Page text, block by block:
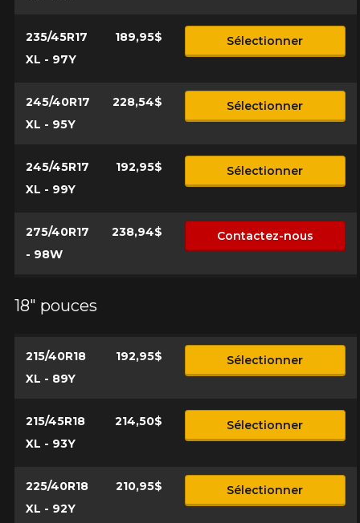
235/45R17
XL - 97Y
189,95$ Sélectionner
245/40R17
XL - 95Y
228,54$ Sélectionner
245/45R17
XL - 99Y
192,95$ Sélectionner
275/40R17
- 98W
238,94$ Contactez-nous
18" pouces
215/40R18
XL - 89Y
192,95$ Sélectionner
215/45R18
XL - 93Y
214,50$ Sélectionner
225/40R18
XL - 92Y
210,95$ Sélectionner